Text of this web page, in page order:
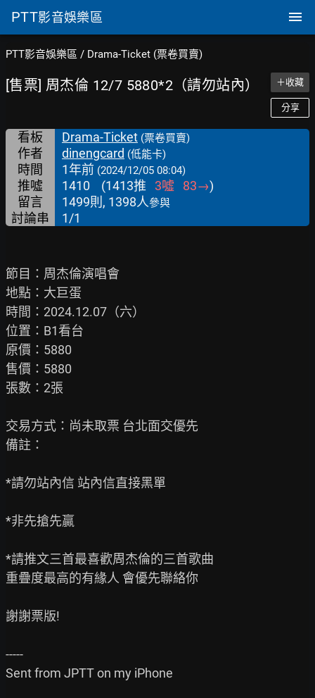
PTT影音娛樂區
PTT影音娛樂區 / Drama-Ticket (票卷買賣)
[售票] 周杰倫 12/7 5880*2（請勿站內） ＋收藏
分享
看板 Drama-Ticket (票卷買賣)
作者 dinengcard (低能卡)
時間 1年前 (2024/12/05 08:04)
推噓 1410 (1413推 3噓 83→)
留言
1499則, 1398人參與
討論串 1/1
節目：周杰倫演唱會
地點：大巨蛋
時間：2024.12.07（六）
位置：B1看台
原價：5880
售價：5880
張數：2張
交易方式：尚未取票 台北面交優先
備註：
*請勿站內信 站內信直接黑單
*非先搶先贏
*請推文三首最喜歡周杰倫的三首歌曲
重疊度最高的有緣人 會優先聯絡你
謝謝票版!
-----
Sent from JPTT on my iPhone